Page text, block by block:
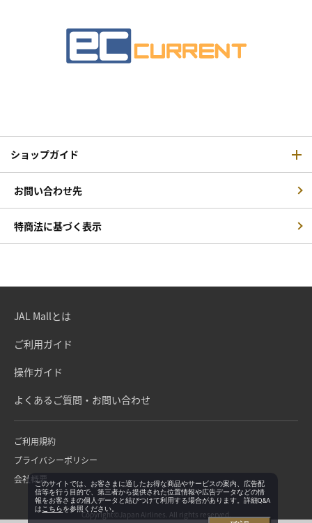
ショップガイド
お問い合わせ先
特商法に基づく表示
JAL Mallとは
ご利用ガイド
操作ガイド
よくあるご質問・お問い合わせ
ご利用規約
プライバシーポリシー
会社概要
Copyright©Japan Airlines. All rights reserved.
このサイトでは、お客さまに適したお得な商品やサービスの案内、広告配
信等を行う目的で、第三者から提供された位置情報や広告データなどの情
報をお客さまの個人データと結びつけて利用する場合があります。詳細Q&A
は こちらを参照ください。